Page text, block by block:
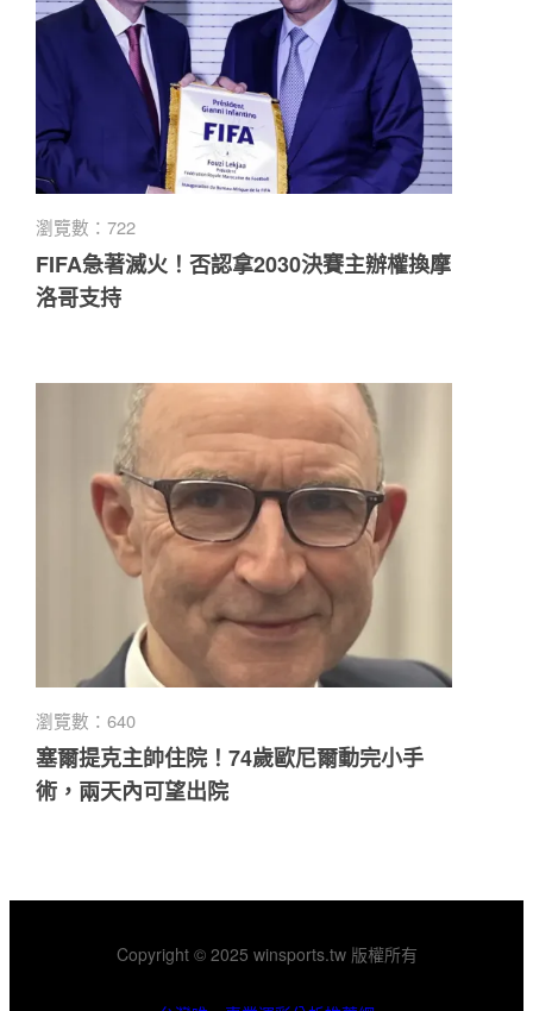
瀏覽數：722
FIFA急著滅火！否認拿2030決賽主辦權換摩
洛哥支持
瀏覽數：640
塞爾提克主帥住院！74歲歐尼爾動完小手
術，兩天內可望出院
Copyright © 2025 winsports.tw 版權所有